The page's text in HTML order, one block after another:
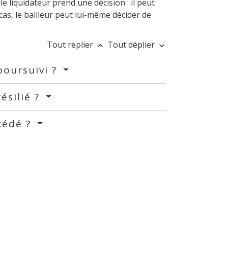
liquidateur prend une décision : il peut
le bailleur peut lui-même décider de
Tout replier keyboard_arrow_up Tout déplier keyboard_arrow_down
?
?
?